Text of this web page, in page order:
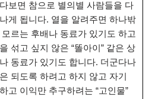
보면 참으로 별의별 사람들을 다
게 됩니다. 열을 알려주면 하나밖
모르는 후배나 동료가 있기도 하고
섞고 싶지 않은 “똘아이” 같은 상
동료가 있기도 합니다. 더군다나
되도록 하려고 하지 않고 자기
고 이익만 추구하려는 “고인물”